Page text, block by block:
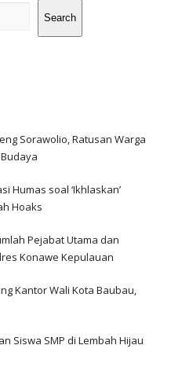
Search
Sorawolio, Ratusan Warga
Humas soal ‘Ikhlaskan’
Hoaks
Pejabat Utama dan
Konawe Kepulauan
Kantor Wali Kota Baubau,
Siswa SMP di Lembah Hijau